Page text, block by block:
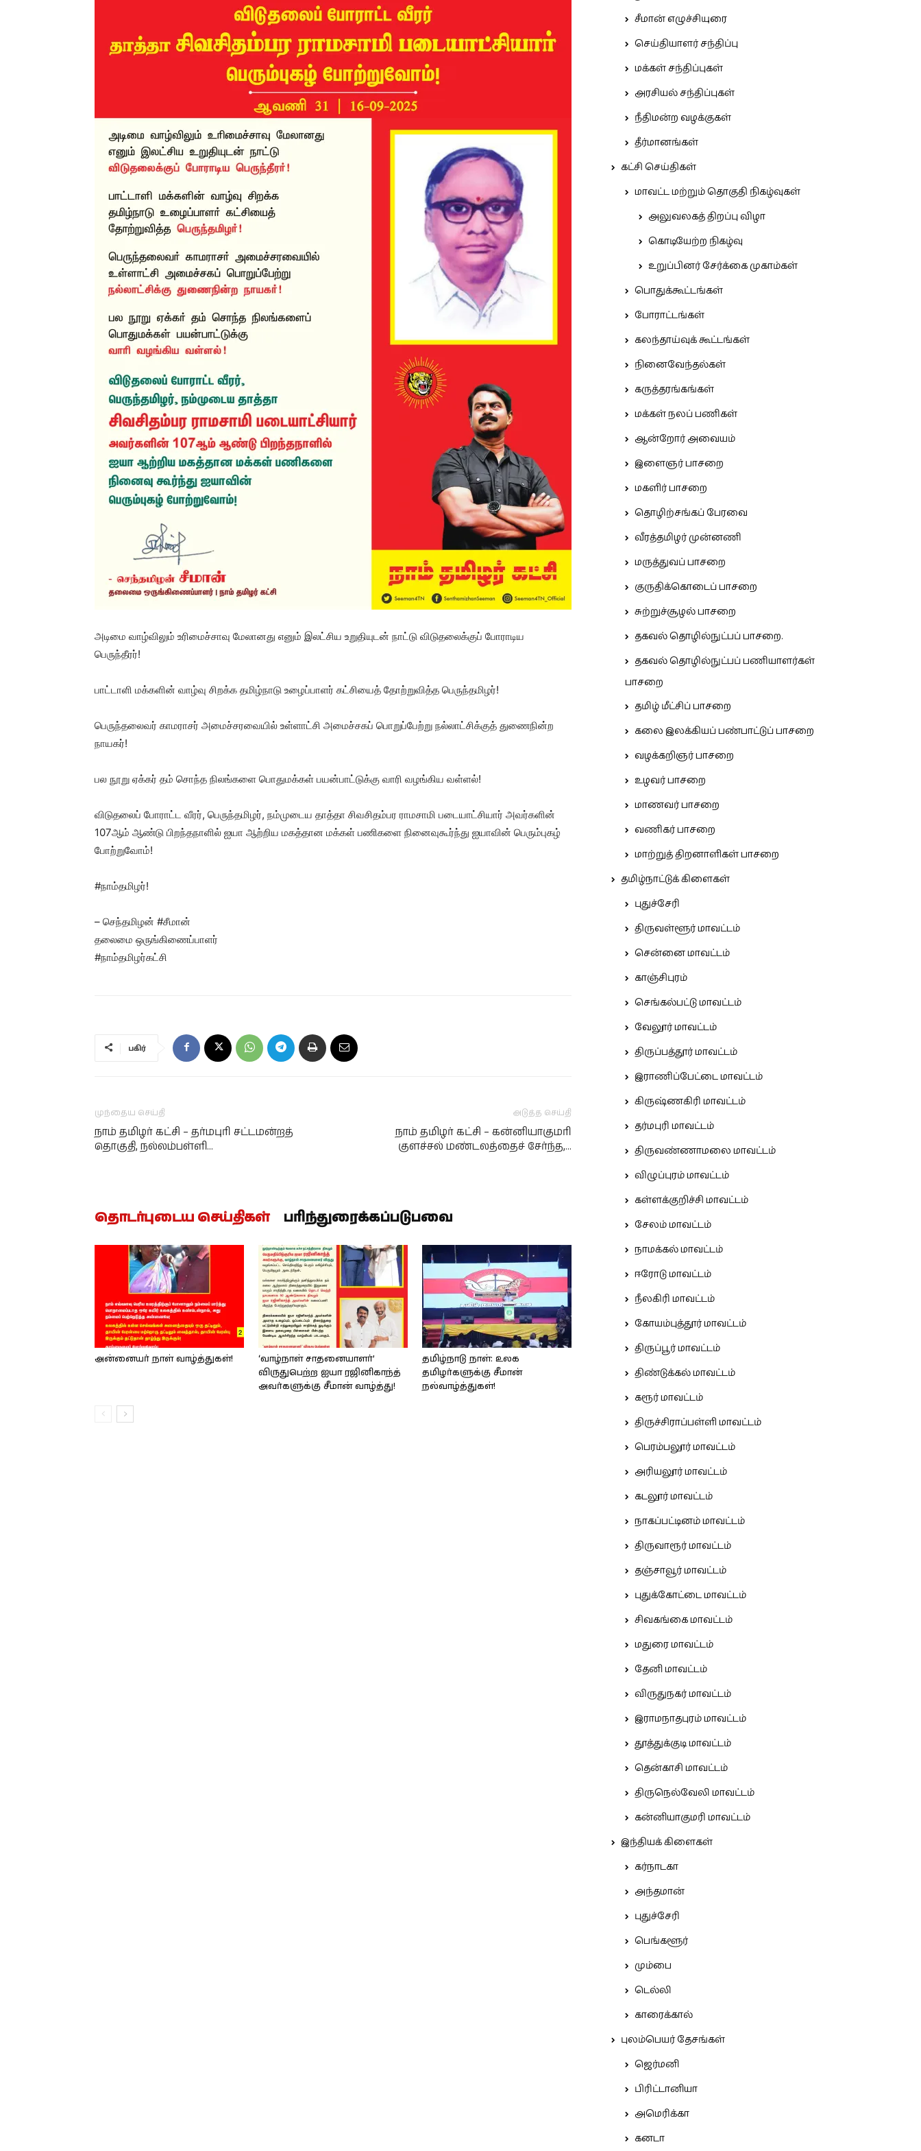
அடிமை வாழ்விலும் உரிமைச்சாவு மேலானது எனும் இலட்சிய உறுதியுடன் நாட்டு விடுதலைக்குப் போராடிய
பெருந்தீரர்!
பாட்டாளி மக்களின் வாழ்வு சிறக்க தமிழ்நாடு உழைப்பாளர் கட்சியைத் தோற்றுவித்த பெருந்தமிழர்!
பெருந்தலைவர் காமராசர் அமைச்சரவையில் உள்ளாட்சி அமைச்சகப் பொறுப்பேற்று நல்லாட்சிக்குத் துணைநின்ற
நாயகர்!
பல நூறு ஏக்கர் தம் சொந்த நிலங்களை பொதுமக்கள் பயன்பாட்டுக்கு வாரி வழங்கிய வள்ளல்!
விடுதலைப் போராட்ட வீரர், பெருந்தமிழர், நம்முடைய தாத்தா சிவசிதம்பர ராமசாமி படையாட்சியார் அவர்களின்
107ஆம் ஆண்டு பிறந்தநாளில் ஐயா ஆற்றிய மகத்தான மக்கள் பணிகளை நினைவுகூர்ந்து ஐயாவின் பெரும்புகழ்
போற்றுவோம்!
#நாம்தமிழர்!
– செந்தமிழன் #சீமான்
தலைமை ஒருங்கிணைப்பாளர்
#நாம்தமிழர்கட்சி
பகிர்
முந்தைய செய்தி
நாம் தமிழர் கட்சி – தர்மபுரி சட்டமன்றத்
தொகுதி, நல்லம்பள்ளி…
அடுத்த செய்தி
நாம் தமிழர் கட்சி – கன்னியாகுமரி
குளச்சல் மண்டலத்தைச் சேர்ந்த,…
தொடர்புடைய செய்திகள் பரிந்துரைக்கப்படுபவை
அன்னையர் நாள் வாழ்த்துகள்!
‘வாழ்நாள் சாதனையாளர்’
விருதுபெற்ற ஐயா ரஜினிகாந்த்
அவர்களுக்கு சீமான் வாழ்த்து!
தமிழ்நாடு நாள்: உலக
தமிழர்களுக்கு சீமான்
நல்வாழ்த்துகள்!
சீமான் எழுச்சியுரை
செய்தியாளர் சந்திப்பு
மக்கள் சந்திப்புகள்
அரசியல் சந்திப்புகள்
நீதிமன்ற வழக்குகள்
தீர்மானங்கள்
கட்சி செய்திகள்
மாவட்ட மற்றும் தொகுதி நிகழ்வுகள்
அலுவலகத் திறப்பு விழா
கொடியேற்ற நிகழ்வு
உறுப்பினர் சேர்க்கை முகாம்கள்
பொதுக்கூட்டங்கள்
போராட்டங்கள்
கலந்தாய்வுக் கூட்டங்கள்
நினைவேந்தல்கள்
கருத்தரங்கங்கள்
மக்கள் நலப் பணிகள்
ஆன்றோர் அவையம்
இளைஞர் பாசறை
மகளிர் பாசறை
தொழிற்சங்கப் பேரவை
வீரத்தமிழர் முன்னணி
மருத்துவப் பாசறை
குருதிக்கொடைப் பாசறை
சுற்றுச்சூழல் பாசறை
தகவல் தொழில்நுட்பப் பாசறை.
தகவல் தொழில்நுட்பப் பணியாளர்கள்
பாசறை
தமிழ் மீட்சிப் பாசறை
கலை இலக்கியப் பண்பாட்டுப் பாசறை
வழக்கறிஞர் பாசறை
உழவர் பாசறை
மாணவர் பாசறை
வணிகர் பாசறை
மாற்றுத் திறனாளிகள் பாசறை
தமிழ்நாட்டுக் கிளைகள்
புதுச்சேரி
திருவள்ளூர் மாவட்டம்
சென்னை மாவட்டம்
காஞ்சிபுரம்
செங்கல்பட்டு மாவட்டம்
வேலூர் மாவட்டம்
திருப்பத்தூர் மாவட்டம்
இராணிப்பேட்டை மாவட்டம்
கிருஷ்ணகிரி மாவட்டம்
தர்மபுரி மாவட்டம்
திருவண்ணாமலை மாவட்டம்
விழுப்புரம் மாவட்டம்
கள்ளக்குறிச்சி மாவட்டம்
சேலம் மாவட்டம்
நாமக்கல் மாவட்டம்
ஈரோடு மாவட்டம்
நீலகிரி மாவட்டம்
கோயம்புத்தூர் மாவட்டம்
திருப்பூர் மாவட்டம்
திண்டுக்கல் மாவட்டம்
கரூர் மாவட்டம்
திருச்சிராப்பள்ளி மாவட்டம்
பெரம்பலூர் மாவட்டம்
அரியலூர் மாவட்டம்
கடலூர் மாவட்டம்
நாகப்பட்டினம் மாவட்டம்
திருவாரூர் மாவட்டம்
தஞ்சாவூர் மாவட்டம்
புதுக்கோட்டை மாவட்டம்
சிவகங்கை மாவட்டம்
மதுரை மாவட்டம்
தேனி மாவட்டம்
விருதுநகர் மாவட்டம்
இராமநாதபுரம் மாவட்டம்
தூத்துக்குடி மாவட்டம்
தென்காசி மாவட்டம்
திருநெல்வேலி மாவட்டம்
கன்னியாகுமரி மாவட்டம்
இந்தியக் கிளைகள்
கர்நாடகா
அந்தமான்
புதுச்சேரி
பெங்களூர்
மும்பை
டெல்லி
காரைக்கால்
புலம்பெயர் தேசங்கள்
ஜெர்மனி
பிரிட்டானியா
அமெரிக்கா
கனடா